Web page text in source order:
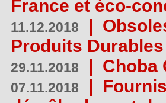
France et éco-
11.12.2018 |
Produits Durables
29.11.2018 | Choba
07.11.2018 |